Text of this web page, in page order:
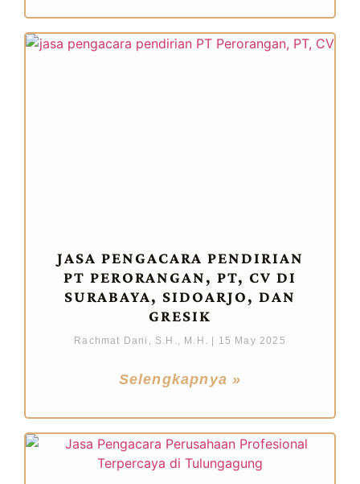
JASA PENGACARA PENDIRIAN
PT PERORANGAN, PT, CV DI
SURABAYA, SIDOARJO, DAN
GRESIK
Rachmat Dani, S.H., M.H. 15 May 2025
Selengkapnya »